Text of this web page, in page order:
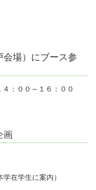
会場）にブース参
：００～１６：００
画
在学生に案内）